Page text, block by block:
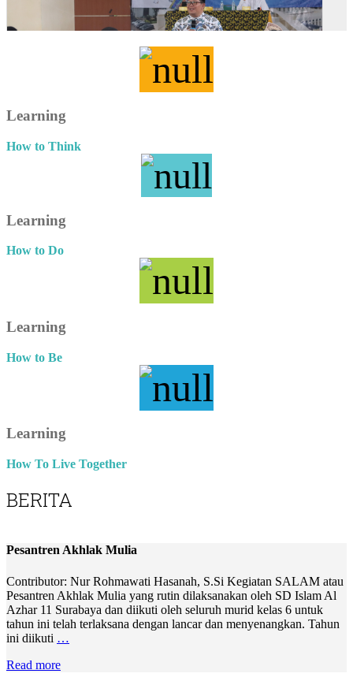
Learning
How to Think
Learning
How to Do
Learning
How to Be
Learning
How To Live Together
BERITA
Pesantren Akhlak Mulia
Contributor: Nur Rohmawati Hasanah, S.Si Kegiatan SALAM atau
Pesantren Akhlak Mulia yang rutin dilaksanakan oleh SD Islam Al
Azhar 11 Surabaya dan diikuti oleh seluruh murid kelas 6 untuk
tahun ini telah terlaksana dengan lancar dan menyenangkan. Tahun
ini diikuti …
Read more